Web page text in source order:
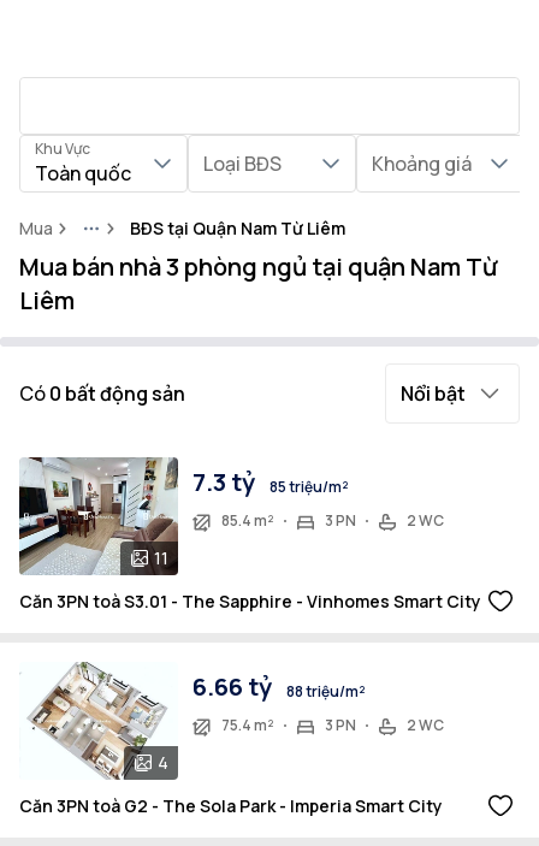
Khu Vực
Toàn quốc Loại BĐS Khoảng giá
Mua MoreBĐS tại Quận Nam Từ Liêm
Mua bán nhà 3 phòng ngủ tại quận Nam Từ
Liêm
Có0 bất động sản Nổi bật
11
7.3 tỷ
85 triệu/m²
85.4 m²
3 PN 2 WC
Căn 3PN toà S3.01 - The Sapphire - Vinhomes Smart City
4
6.66 tỷ
88 triệu/m²
75.4 m²
3 PN 2 WC
Căn 3PN toà G2 - The Sola Park - Imperia Smart City